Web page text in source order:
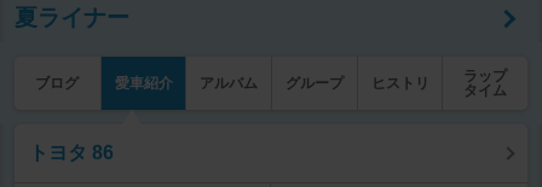
夏ライナー
ブログ 愛車紹介 アルバム グループ ヒストリ
ラップ
タイム
トヨタ 86